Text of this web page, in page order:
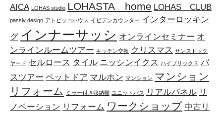
AICA LOHAS studio LOHASTA home LOHAS CLUB
passiv design アトピッコハウス イビデンカウンター インターロッキン
グ インナーサッシ オンラインセミナー オ
ンラインルームツアー キッチン交換 クリスマス サンストック
ヤード セルロース タイル ニッシンイクス ハイブリック３ バ
スツアー ペットドア マルホン マンション マンション
リフォーム
ミラー付き収納棚 ユニットバス リアルパネル リ
ノベーション リフォーム ワークショップ 中古リ